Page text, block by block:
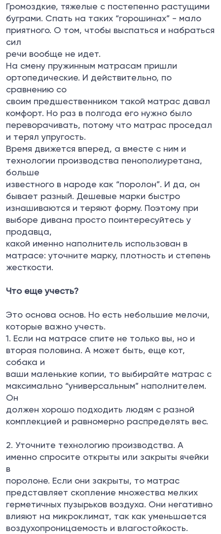
Громоздкие, тяжелые с постепенно растущими
буграми. Спать на таких “горошинах” - мало
приятного. О том, чтобы выспаться и набраться
сил
речи вообще не идет.
На смену пружинным матрасам пришли
ортопедические. И действительно, по
сравнению со
своим предшественником такой матрас давал
комфорт. Но раз в полгода его нужно было
переворачивать, потому что матрас проседал
и терял упругость.
Время движется вперед, а вместе с ним и
технологии производства пенополиуретана,
больше
известного в народе как “поролон”. И да, он
бывает разный. Дешевые марки быстро
изнашиваются и теряют форму. Поэтому при
выборе дивана просто поинтересуйтесь у
продавца,
какой именно наполнитель использован в
матрасе: уточните марку, плотность и степень
жесткости.
Что еще учесть?
Это основа основ. Но есть небольшие мелочи,
которые важно учесть.
1. Если на матрасе спите не только вы, но и
вторая половина. А может быть, еще кот,
собака и
ваши маленькие копии, то выбирайте матрас с
максимально “универсальным” наполнителем.
Он
должен хорошо подходить людям с разной
комплекцией и равномерно распределять вес.
2. Уточните технологию производства. А
именно спросите открыты или закрыты ячейки
в
поролоне. Если они закрыты, то матрас
представляет скопление множества мелких
герметичных пузырьков воздуха. Они негативно
влияют на микроклимат, так как уменьшается
воздухопроницаемость и влагостойкость.